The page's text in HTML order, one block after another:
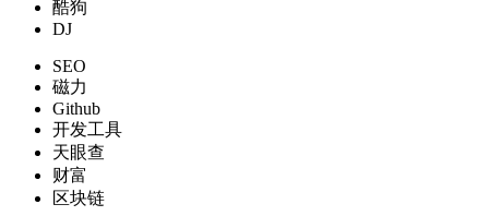
酷狗
DJ
SEO
磁力
Github
开发工具
天眼查
财富
区块链